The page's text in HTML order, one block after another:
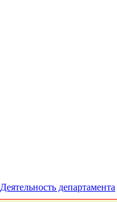
Деятельность департамента